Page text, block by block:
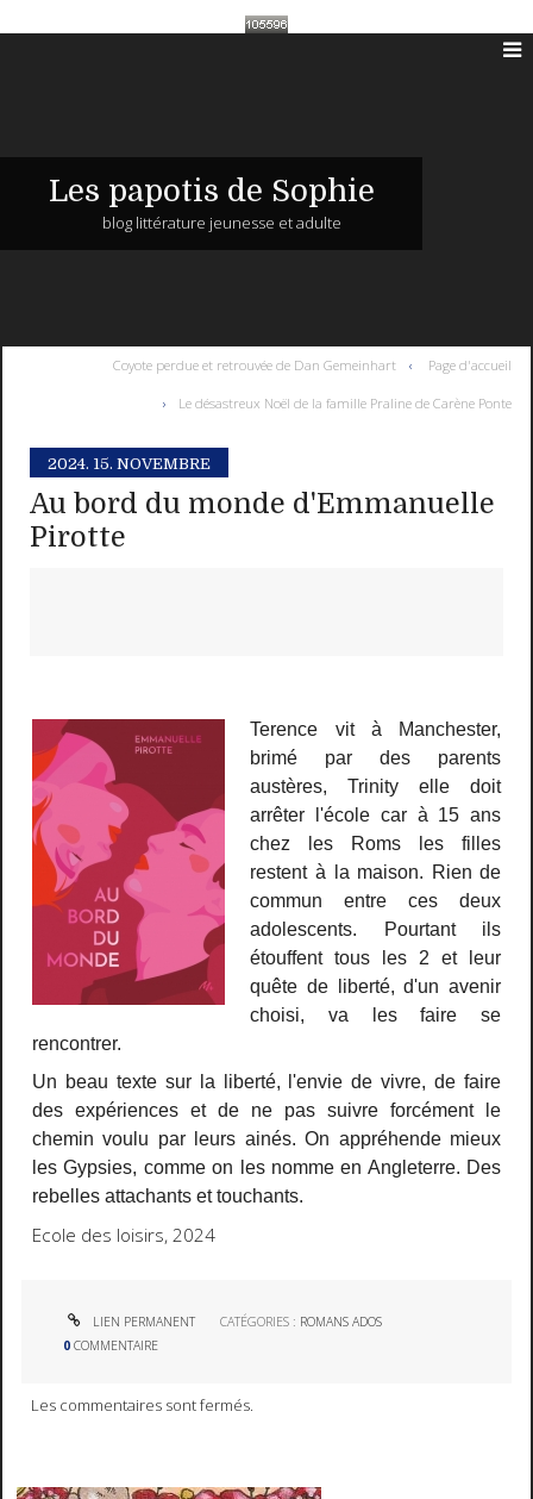
Les papotis de Sophie
blog littérature jeunesse et adulte
Coyote perdue et retrouvée de Dan Gemeinhart Page d'accueil
Le désastreux Noël de la famille Praline de Carène Ponte
2024. 15. NOVEMBRE
Au bord du monde d'Emmanuelle
Pirotte
Terence vit à Manchester,
brimé par des parents
austères, Trinity elle doit
arrêter l'école car à 15 ans
chez les Roms les filles
restent à la maison. Rien de
commun entre ces deux
adolescents. Pourtant ils
étouffent tous les 2 et leur
quête de liberté, d'un avenir
choisi, va les faire se
rencontrer.
Un beau texte sur la liberté, l'envie de vivre, de faire
des expériences et de ne pas suivre forcément le
chemin voulu par leurs ainés. On appréhende mieux
les Gypsies, comme on les nomme en Angleterre. Des
rebelles attachants et touchants.
Ecole des loisirs, 2024
LIEN PERMANENT CATÉGORIES : ROMANS ADOS
0 COMMENTAIRE
Les commentaires sont fermés.